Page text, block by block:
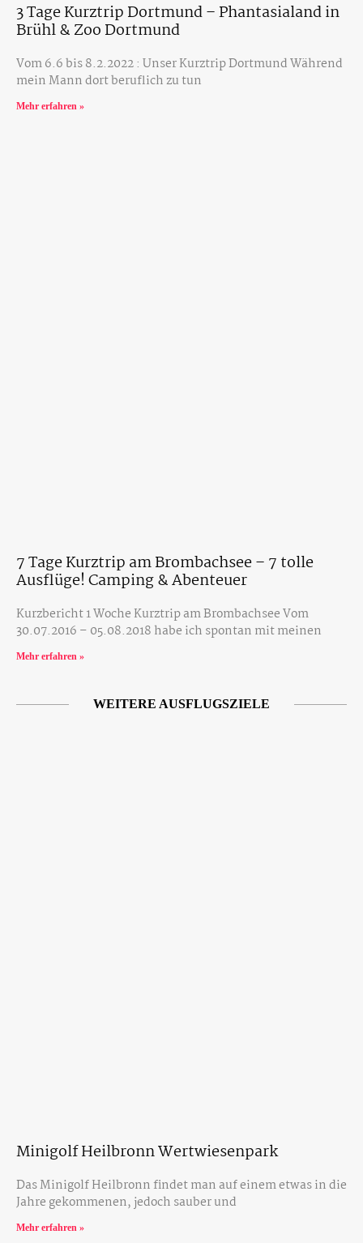
3 Tage Kurztrip Dortmund – Phantasialand in
Brühl & Zoo Dortmund
Vom 6.6 bis 8.2.2022 : Unser Kurztrip Dortmund Während
mein Mann dort beruflich zu tun
Mehr erfahren »
7 Tage Kurztrip am Brombachsee – 7 tolle
Ausflüge! Camping & Abenteuer
Kurzbericht 1 Woche Kurztrip am Brombachsee Vom
30.07.2016 – 05.08.2018 habe ich spontan mit meinen
Mehr erfahren »
WEITERE AUSFLUGSZIELE
Minigolf Heilbronn Wertwiesenpark
Das Minigolf Heilbronn findet man auf einem etwas in die
Jahre gekommenen, jedoch sauber und
Mehr erfahren »